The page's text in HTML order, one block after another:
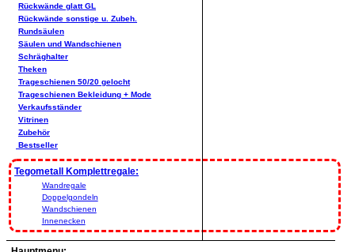
Rückwände glatt GL
Rückwände sonstige u. Zubeh.
Rundsäulen
Säulen und Wandschienen
Schräghalter
Theken
Trageschienen 50/20 gelocht
Trageschienen Bekleidung + Mode
Verkaufsständer
Vitrinen
Zubehör
Bestseller
Tegometall Komplettregale:
Wandregale
Doppelgondeln
Wandschienen
Innenecken